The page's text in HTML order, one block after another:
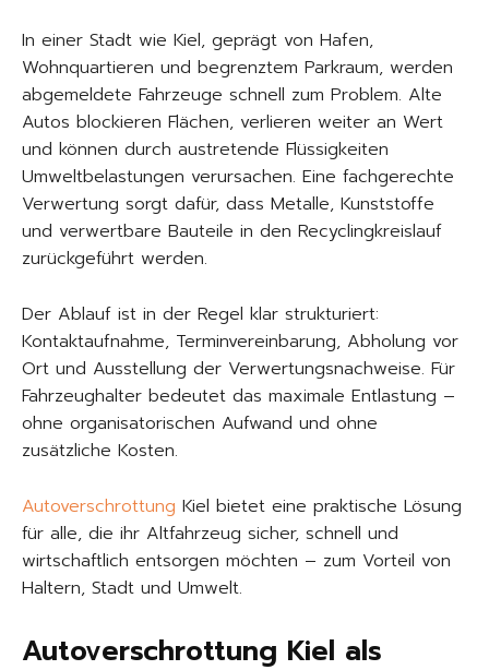
In einer Stadt wie Kiel, geprägt von Hafen,
Wohnquartieren und begrenztem Parkraum, werden
abgemeldete Fahrzeuge schnell zum Problem. Alte
Autos blockieren Flächen, verlieren weiter an Wert
und können durch austretende Flüssigkeiten
Umweltbelastungen verursachen. Eine fachgerechte
Verwertung sorgt dafür, dass Metalle, Kunststoffe
und verwertbare Bauteile in den Recyclingkreislauf
zurückgeführt werden.
Der Ablauf ist in der Regel klar strukturiert:
Kontaktaufnahme, Terminvereinbarung, Abholung vor
Ort und Ausstellung der Verwertungsnachweise. Für
Fahrzeughalter bedeutet das maximale Entlastung –
ohne organisatorischen Aufwand und ohne
zusätzliche Kosten.
Autoverschrottung Kiel bietet eine praktische Lösung
für alle, die ihr Altfahrzeug sicher, schnell und
wirtschaftlich entsorgen möchten – zum Vorteil von
Haltern, Stadt und Umwelt.
Autoverschrottung Kiel als